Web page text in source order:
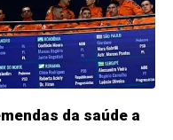
da saúde a